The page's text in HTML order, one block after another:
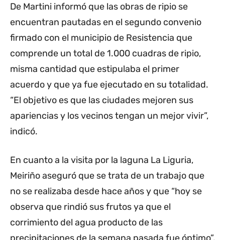
De Martini informó que las obras de ripio se
encuentran pautadas en el segundo convenio
firmado con el municipio de Resistencia que
comprende un total de 1.000 cuadras de ripio,
misma cantidad que estipulaba el primer
acuerdo y que ya fue ejecutado en su totalidad.
“El objetivo es que las ciudades mejoren sus
apariencias y los vecinos tengan un mejor vivir”,
indicó.
En cuanto a la visita por la laguna La Liguria,
Meiriño aseguró que se trata de un trabajo que
no se realizaba desde hace años y que “hoy se
observa que rindió sus frutos ya que el
corrimiento del agua producto de las